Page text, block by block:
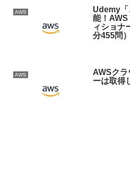
AWS
Udemy「
能！AWS
ィショナ
分455問
AWS
AWSク
ーは取得